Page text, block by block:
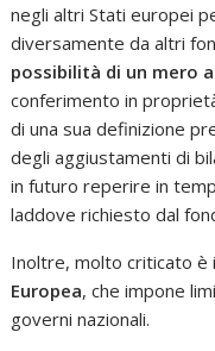
negli altri Stati europei
diversamente da altri
possibilità di un mero
conferimento in
di una sua definizione
degli aggiustamenti di
in futuro reperire in
laddove richiesto dal
Inoltre, molto criticato è
Europea, che impone
governi nazionali.